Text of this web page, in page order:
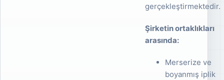
gerçekleştirmektedir.
Şirketin ortaklıkları
arasında:
Merserize ve
boyanmış iplik